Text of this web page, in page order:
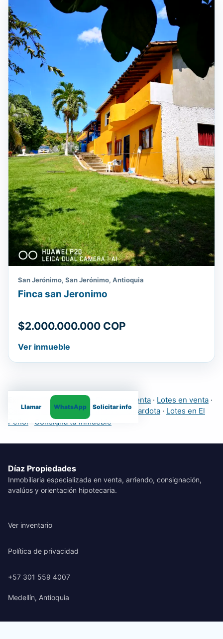
San Jerónimo, San Jerónimo, Antioquia
Finca san Jeronimo
$2.000.000.000 COP
Ver inmueble
Llamar WhatsApp Solicitar info
Explora más inmuebles: Fincas en venta · Lotes en venta ·
Casas·Apartamentos· Fincas en Girardota · Lotes en El
Peñol
Consigna tu inmueble
Díaz Propiedades
Inmobiliaria especializada en venta, arriendo, consignación,
avalúos y orientación hipotecaria.
Ver inventario
Política de privacidad
+57 301 559 4007
Medellín, Antioquia